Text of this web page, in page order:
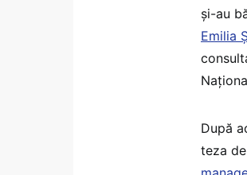
și-au
Emilia
După
teza